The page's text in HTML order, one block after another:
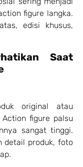
figure langka.
edisi khusus,
Saat
original atau
figure palsu
sangat tinggi.
detail produk, foto